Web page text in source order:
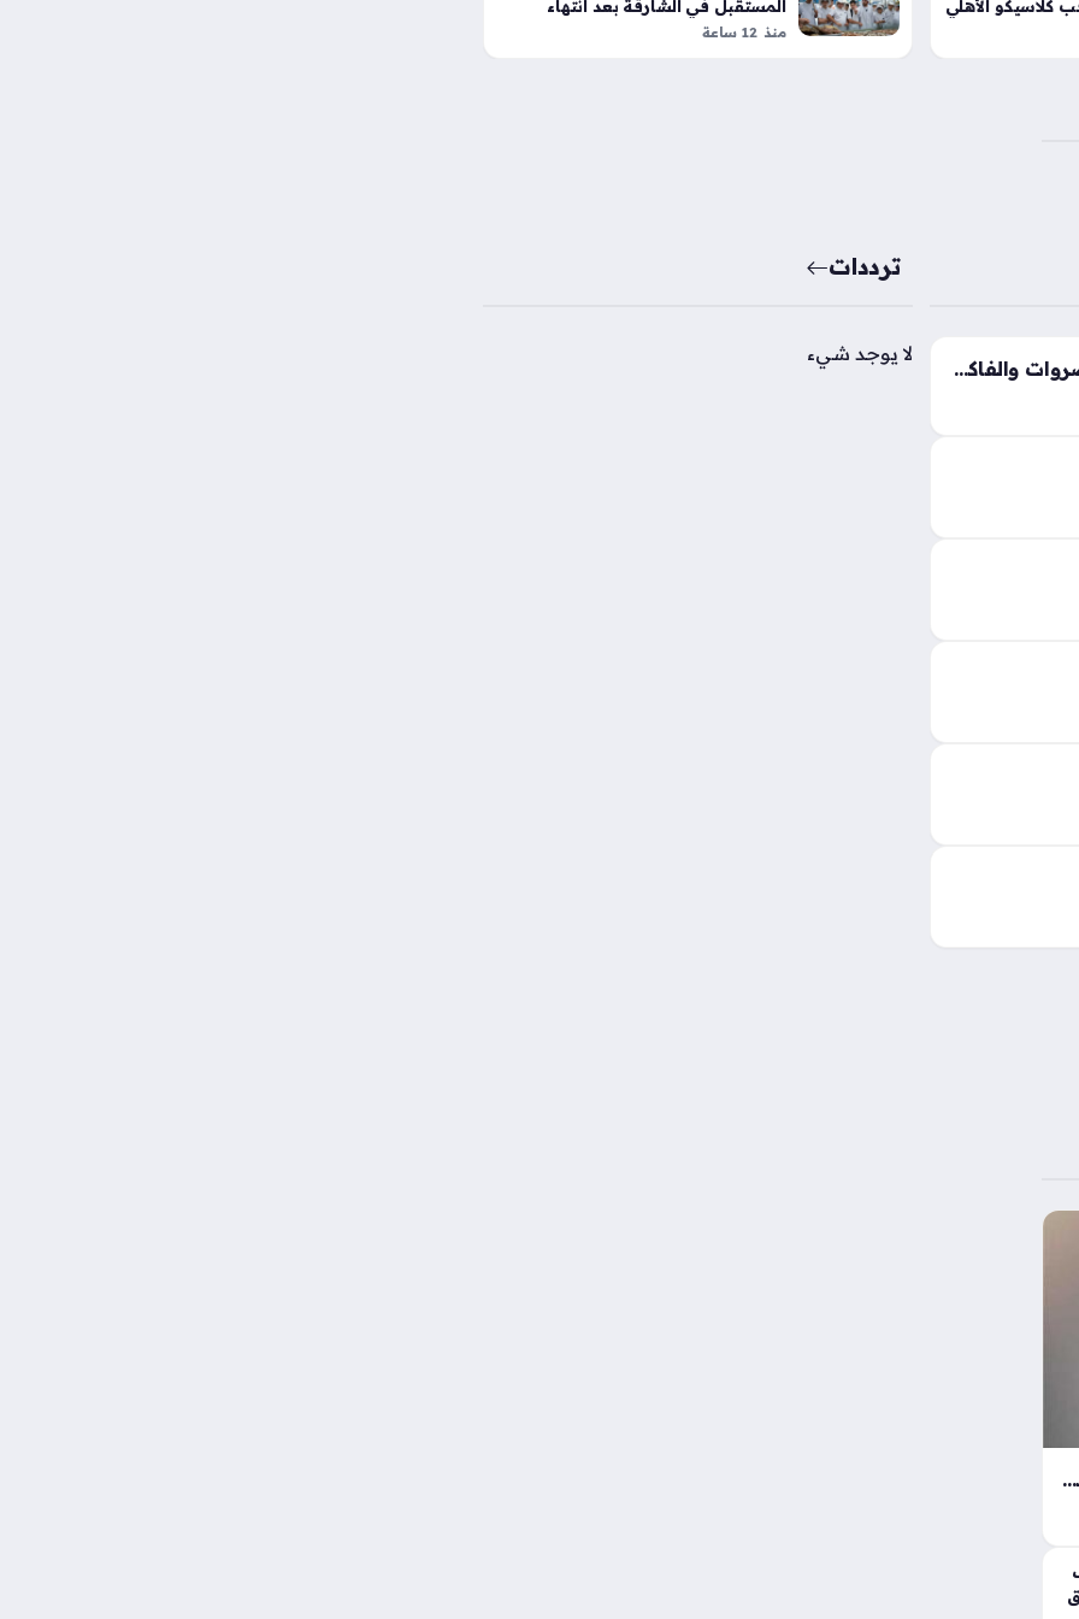
كلاسيكو الأهلي
المستقبل في الشارقة بعد انتهاء
تدريبهم
منذ 12 ساعة
تغيرات جديدة في أسعار الخضروات والفاكهة بالأسواق المحلية خلال تعاملات الأربعاء
إذ
بين
حيث
ترددات
لا يوجد شيء
أفضل الطرق للحفاظ على حرارة هاتفك ضمن المعدلات الطبيعية داخل السيارة المغلقة